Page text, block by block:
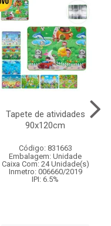
Tapete de atividades
90x120cm
Código: 831663
Embalagem: Unidade
Caixa Com: 24 Unidade(s)
Inmetro: 006660/2019
IPI: 6.5%